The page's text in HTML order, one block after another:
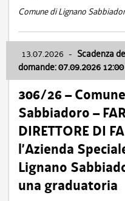
Comune di Lignano
13.07.2026 - Scadenza
domande: 07.09.2026 12:00
306/26 –
Sabbiadoro –
DIRETTORE DI
l’Azienda
Lignano
una graduatoria